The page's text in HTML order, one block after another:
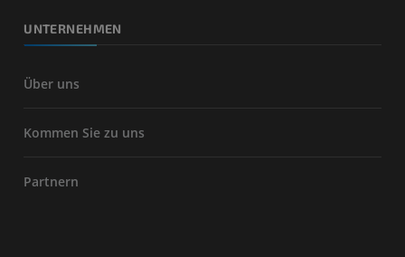
UNTERNEHMEN
Über uns
Kommen Sie zu uns
Partnern